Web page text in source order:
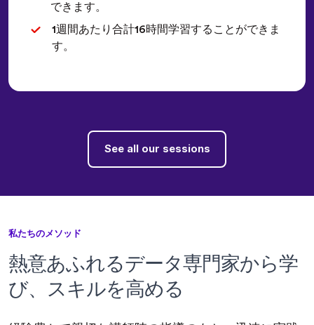
できます。
1週間あたり合計16時間学習することができま
す。
See all our sessions
私たちのメソッド
熱意あふれるデータ専門家から学
び、スキルを高める